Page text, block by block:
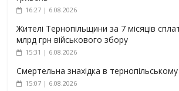
16:27 | 6.08.2026
Жителі Тернопільщини за 7 місяців
млрд грн військового збору
15:31 | 6.08.2026
Смертельна знахідка в тернопільському
15:07 | 6.08.2026